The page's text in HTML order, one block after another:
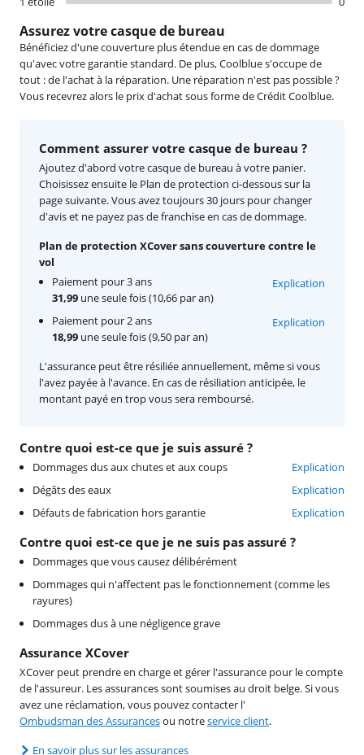
Assurez votre casque de bureau
Bénéficiez d'une couverture plus étendue en cas de dommage
qu'avec votre garantie standard. De plus, Coolblue s'occupe de
tout : de l'achat à la réparation. Une réparation n'est pas possible ?
Vous recevrez alors le prix d'achat sous forme de Crédit Coolblue.
Contre quoi est-ce que je suis assuré ?
Dommages dus aux chutes et aux coups
Explication
Dégâts des eaux
Explication
Défauts de fabrication hors garantie
Explication
Contre quoi est-ce que je ne suis pas assuré ?
Dommages que vous causez délibérément
Dommages qui n'affectent pas le fonctionnement (comme les
rayures)
Dommages dus à une négligence grave
Assurance XCover
XCover peut prendre en charge et gérer l'assurance pour le compte
de l'assureur. Les assurances sont soumises au droit belge. Si vous
avez une réclamation, vous pouvez contacter l'
Ombudsman des Assurancesou notreservice client.
En savoir plus sur les assurances
Comment assurer votre casque de bureau ?
Ajoutez d'abord votre casque de bureau à votre panier.
Choisissez ensuite le Plan de protection ci-dessous sur la
page suivante. Vous avez toujours 30 jours pour changer
d'avis et ne payez pas de franchise en cas de dommage.
Plan de protection XCover sans couverture contre le
vol
Paiement pour 3 ans
31,99 une seule fois (10,66 par an)
Explication
Paiement pour 2 ans
18,99 une seule fois (9,50 par an)
Explication
L'assurance peut être résiliée annuellement, même si vous
l'avez payée à l'avance. En cas de résiliation anticipée, le
montant payé en trop vous sera remboursé.